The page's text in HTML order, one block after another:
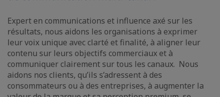
Expert en communications et influence axé sur les
résultats, nous aidons les organisations à exprimer
leur voix unique avec clarté et finalité, à aligner leur
contenu sur leurs objectifs commerciaux et à
communiquer clairement sur tous les canaux. Nous
aidons nos clients, qu’ils s’adressent à des
consommateurs ou à des entreprises, à augmenter la